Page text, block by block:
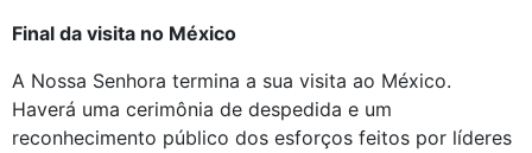
Final da visita no México
A Nossa Senhora termina a sua visita ao México.
Haverá uma cerimônia de despedida e um
reconhecimento público dos esforços feitos por líderes